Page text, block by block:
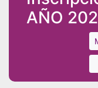
AÑO